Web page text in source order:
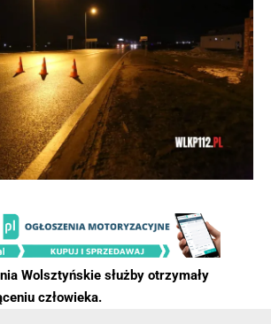
Wolsztyńskie służby otrzymały
człowieka.